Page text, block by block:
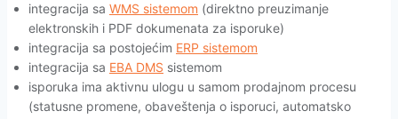
integracija sa WMS sistemom (direktno preuzimanje
elektronskih i PDF dokumenata za isporuke)
integracija sa postojećim ERP sistemom
integracija sa EBA DMS sistemom
isporuka ima aktivnu ulogu u samom prodajnom procesu
(statusne promene, obaveštenja o isporuci, automatsko